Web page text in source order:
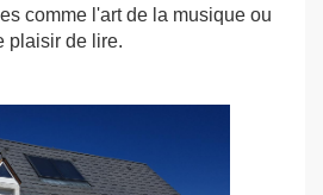
comme l'art de la musique ou
plaisir de lire.